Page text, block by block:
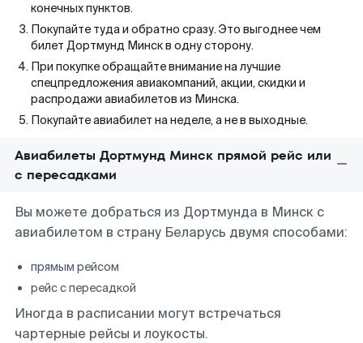
конечных пунктов.
Покупайте туда и обратно сразу. Это выгоднее чем
билет Дортмунд Минск в одну сторону.
При покупке обращайте внимание на лучшие
спецпредложения авиакомпаний, акции, скидки и
распродажи авиабилетов из Минска.
Покупайте авиабилет на неделе, а не в выходные.
Авиабилеты Дортмунд Минск прямой рейс или
с пересадками
Вы можете добраться из Дортмунда в Минск с
авиабилетом в страну Беларусь двумя способами:
прямым рейсом
рейс с пересадкой
Иногда в расписании могут встречаться
чартерные рейсы и лоукосты.